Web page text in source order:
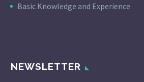
Basic Knowledge and Experience
NEWSLETTER